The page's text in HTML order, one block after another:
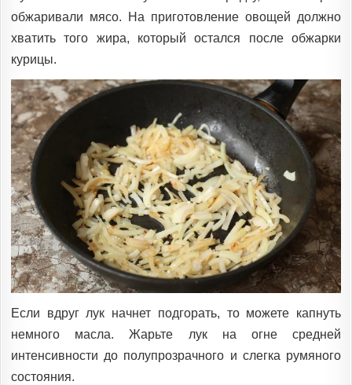
обжаривали мясо. На приготовление овощей должно
хватить того жира, который остался после обжарки
курицы.
Если вдруг лук начнет подгорать, то можете капнуть
немного масла. Жарьте лук на огне средней
интенсивности до полупрозрачного и слегка румяного
состояния.